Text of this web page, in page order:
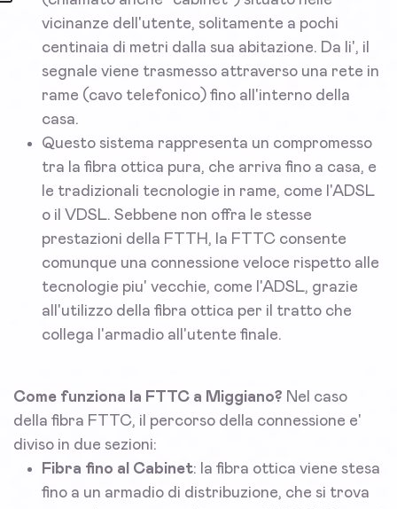
vicinanze dell'utente, solitamente a pochi
centinaia di metri dalla sua abitazione. Da li', il
segnale viene trasmesso attraverso una rete in
rame (cavo telefonico) fino all'interno della
casa.
Questo sistema rappresenta un compromesso
tra la fibra ottica pura, che arriva fino a casa, e
le tradizionali tecnologie in rame, come l'ADSL
o il VDSL. Sebbene non offra le stesse
prestazioni della FTTH, la FTTC consente
comunque una connessione veloce rispetto alle
tecnologie piu' vecchie, come l'ADSL, grazie
all'utilizzo della fibra ottica per il tratto che
collega l'armadio all'utente finale.
Come funziona la FTTC a Miggiano? Nel caso
della fibra FTTC, il percorso della connessione e'
diviso in due sezioni:
Fibra fino al Cabinet: la fibra ottica viene stesa
fino a un armadio di distribuzione, che si trova